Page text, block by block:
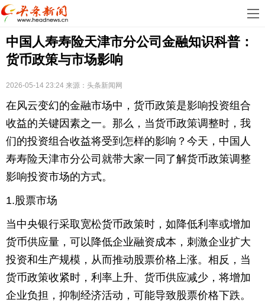
首
页
娱
乐
科
地
产
汽
车
教
育
健
康
生
活
时
尚
体
育
育
中国人寿寿险天津市分公司金融知识科普：
货币政策与市场影响
2026-05-14 23:24 来源： 头条新闻网
在风云变幻的金融市场中，货币政策是影响投资组合
收益的关键因素之一。那么，当货币政策调整时，我
们的投资组合收益将受到怎样的影响？今天，中国人
寿寿险天津市分公司就带大家一同了解货币政策调整
影响投资市场的方式。
1.股票市场
当中央银行采取宽松货币政策时，如降低利率或增加
货币供应量，可以降低企业融资成本，刺激企业扩大
投资和生产规模，从而推动股票价格上涨。相反，当
货币政策收紧时，利率上升、货币供应减少，将增加
企业负担，抑制经济活动，可能导致股票价格下跌。